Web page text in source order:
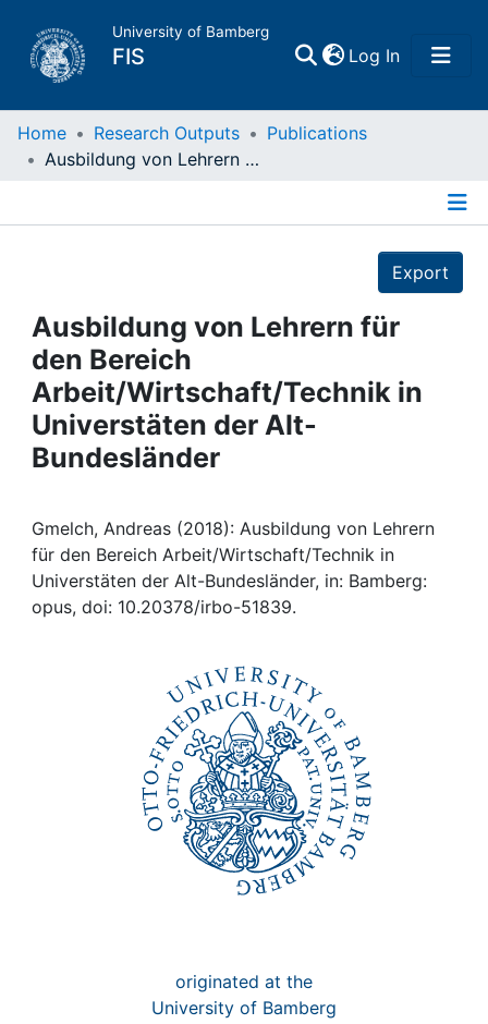
University of Bamberg
FIS Log In(current)
Home
Projects
People
Institutions
My FIS
Help
Home Research Outputs
Publications
Ausbildung von Lehrern für den Bereich Arbeit/Wirtschaft/Technik in Universtäten der Alt-Bundesländer
Export
Ausbildung von Lehrern für
den Bereich
Arbeit/Wirtschaft/Technik in
Universtäten der Alt-
Bundesländer
Gmelch, Andreas (2018): Ausbildung von Lehrern
für den Bereich Arbeit/Wirtschaft/Technik in
Universtäten der Alt-Bundesländer, in: Bamberg:
opus, doi: 10.20378/irbo-51839.
originated at the
University of Bamberg